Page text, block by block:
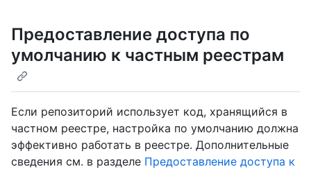
Предоставление доступа по
умолчанию к частным реестрам
Если репозиторий использует код, хранящийся в
частном реестре, настройка по умолчанию должна
эффективно работать в реестре. Дополнительные
сведения см. в разделе Предоставление доступа к